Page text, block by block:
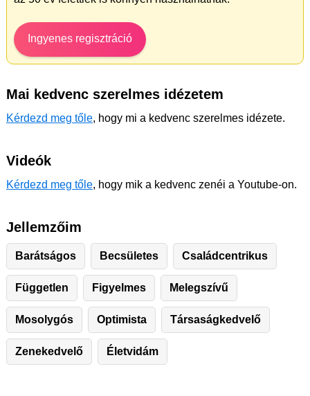
Ingyenes regisztráció
Mai kedvenc szerelmes idézetem
Kérdezd meg tőle, hogy mi a kedvenc szerelmes idézete.
Videók
Kérdezd meg tőle, hogy mik a kedvenc zenéi a Youtube-on.
Jellemzőim
Barátságos Becsületes Családcentrikus
Független Figyelmes Melegszívű
Mosolygós Optimista Társaságkedvelő
Zenekedvelő Életvidám